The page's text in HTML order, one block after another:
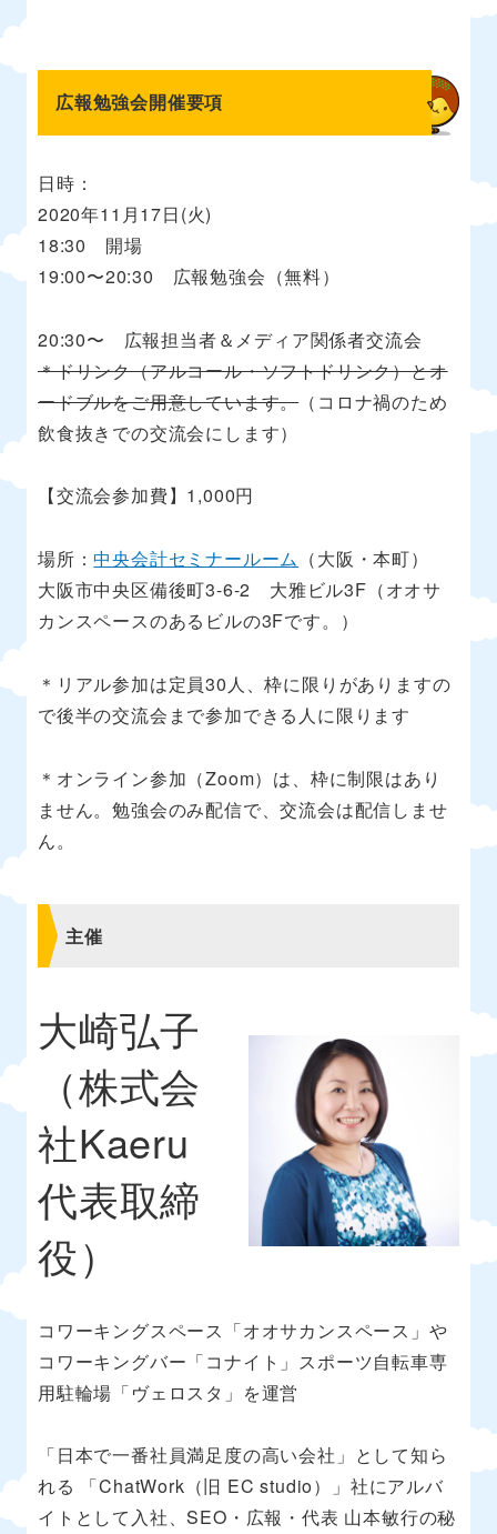
広報勉強会開催要項
日時：
2020年11月17日(火)
18:30 開場
19:00〜20:30 広報勉強会（無料）
20:30〜 広報担当者＆メディア関係者交流会
＊ドリンク（アルコール・ソフトドリンク）とオ
ードブルをご用意しています。（コロナ禍のため
飲食抜きでの交流会にします）
【交流会参加費】1,000円
場所：中央会計セミナールーム （大阪・本町）
大阪市中央区備後町3-6-2 大雅ビル3F（オオサ
カンスペースのあるビルの3Fです。）
＊リアル参加は定員30人、枠に限りがありますの
で後半の交流会まで参加できる人に限ります
＊オンライン参加（Zoom）は、枠に制限はあり
ません。勉強会のみ配信で、交流会は配信しませ
ん。
主催
大崎弘子
（株式会
社Kaeru
代表取締
役）
コワーキングスペース「オオサカンスペース」や
コワーキングバー「コナイト」スポーツ自転車専
用駐輪場「ヴェロスタ」を運営
「日本で一番社員満足度の高い会社」として知ら
れる 「ChatWork（旧 EC studio）」社にアルバ
イトとして入社、SEO・広報・代表 山本敏行の秘